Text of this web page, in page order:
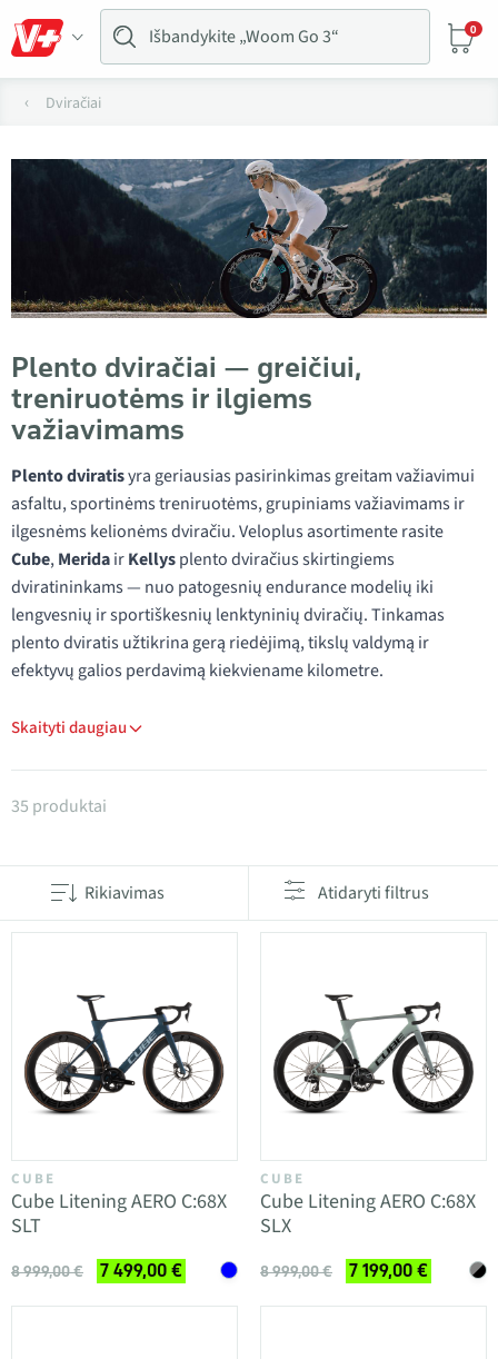
0
Dviračiai
Plento dviračiai — greičiui,
treniruotėms ir ilgiems
važiavimams
Plento dviratisyra geriausias pasirinkimas greitam važiavimui
asfaltu, sportinėms treniruotėms, grupiniams važiavimams ir
ilgesnėms kelionėms dviračiu. Veloplus asortimente rasite
Cube,MeridairKellysplento dviračius skirtingiems
dviratininkams — nuo patogesnių endurance modelių iki
lengvesnių ir sportiškesnių lenktyninių dviračių. Tinkamas
plento dviratis užtikrina gerą riedėjimą, tikslų valdymą ir
efektyvų galios perdavimą kiekviename kilometre.
Skaityti daugiau
Produktai kategorijoje Plentiniai dviračiai
35 produktai
Rikiavimas Atidaryti filtrus
CUBE
Cube Litening AERO C:68X
SLT
8 999,00 € 7 499,00 €
CUBE
Cube Litening AERO C:68X
SLX
8 999,00 € 7 199,00 €